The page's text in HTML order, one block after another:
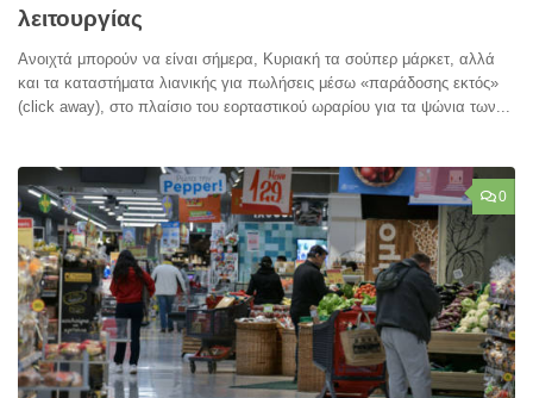
λειτουργίας
Ανοιχτά μπορούν να είναι σήμερα, Κυριακή τα σούπερ μάρκετ, αλλά
και τα καταστήματα λιανικής για πωλήσεις μέσω «παράδοσης εκτός»
(click away), στο πλαίσιο του εορταστικού ωραρίου για τα ψώνια των...
0